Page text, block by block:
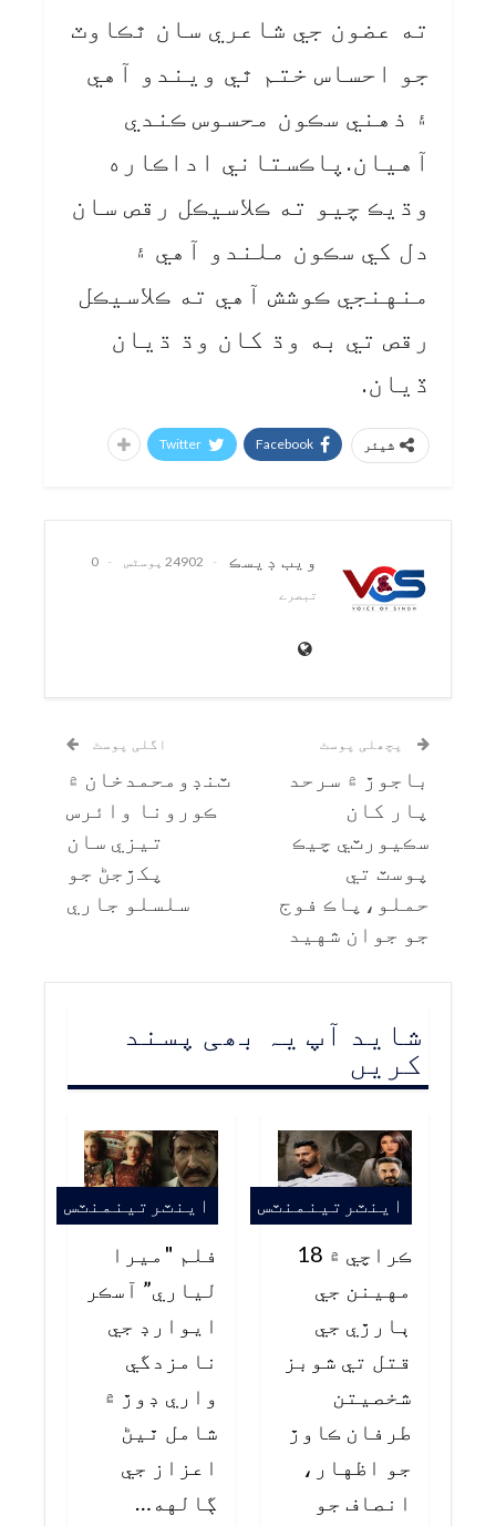
ته عضون جي شاعري سان ٿڪاوٽ
جو احساس ختم ٿي ويندو آهي
۽ ذهني سڪون محسوس ڪندي
آهيان.پاڪستاني اداڪاره
وڌيڪ چيو ته ڪلاسيڪل رقص سان
دل کي سڪون ملندو آهي ۽
منهنجي ڪوشش آهي ته ڪلاسيڪل
رقص تي به وڌ کان وڌ ڌيان
ڏيان.
شیئر Facebook
Twitter
ويب ڊيسڪ 24902 پوسٹس
0
تبصرے
پچھلی پوسٹ
باجوڙ ۾ سرحد
پار کان
سڪيورٽي چيڪ
پوسٽ تي
حملو،پاڪ فوج
جو جوان شهيد
اگلی پوسٹ
ٽنڊومحمدخان ۾
ڪورونا وائرس
تيزي سان
پکڙجڻ جو
سلسلو جاري
شاید آپ یہ بھی پسند
کریں
اينٽرتينمنٽس
ڪراچي ۾ 18
مهينن جي
ٻارڙي جي
قتل تي شوبز
شخصيتن
طرفان ڪاوڙ
جو اظهار،
انصاف جو
اينٽرتينمنٽس
فلم "ميرا
لياري” آسڪر
ايوارڊ جي
نامزدگي
واري ڊوڙ ۾
شامل ٿيڻ
اعزاز جي
ڳالهه…